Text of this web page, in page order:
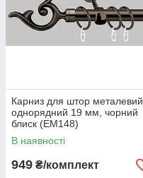
Карниз для штор металевий,
однорядний 19 мм, чорний
блиск (ЕМ148)
В наявності
949 ₴/комплект